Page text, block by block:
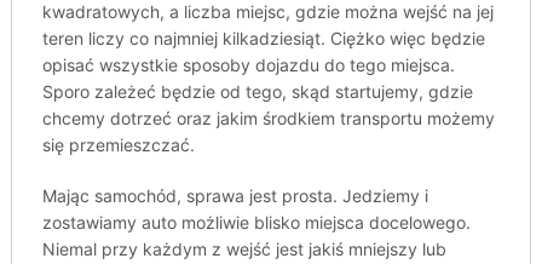
kwadratowych, a liczba miejsc, gdzie można wejść na jej
teren liczy co najmniej kilkadziesiąt. Ciężko więc będzie
opisać wszystkie sposoby dojazdu do tego miejsca.
Sporo zależeć będzie od tego, skąd startujemy, gdzie
chcemy dotrzeć oraz jakim środkiem transportu możemy
się przemieszczać.
Mając samochód, sprawa jest prosta. Jedziemy i
zostawiamy auto możliwie blisko miejsca docelowego.
Niemal przy każdym z wejść jest jakiś mniejszy lub